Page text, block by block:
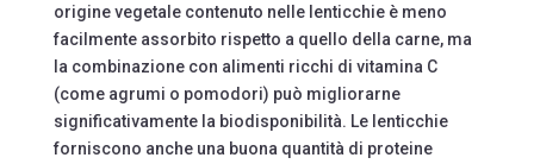
origine vegetale contenuto nelle lenticchie è meno
facilmente assorbito rispetto a quello della carne, ma
la combinazione con alimenti ricchi di vitamina C
(come agrumi o pomodori) può migliorarne
significativamente la biodisponibilità. Le lenticchie
forniscono anche una buona quantità di proteine